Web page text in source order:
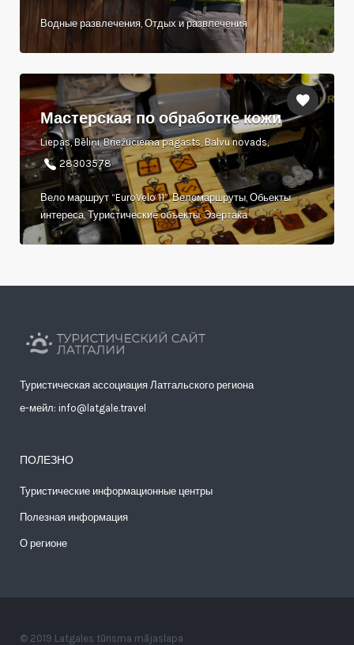
Водные развлечения, Отдых и развлечения
Мастерская по обработке кожи
Liepas, Bēliņi, Briežuciema pagasts, Balvu novads,
28303578
Вело маршрут “EuroVelo 11”, Веломаршруты, Обьекты
интереса, Туристические объекты, Эзертака
Туристическая ассоциация Латгальского региона
е-мейл: info@latgale.travel
ПОЛЕЗНО
Туристические информационные центры
Полезная информация
О регионе
© 2019 Latgales tūrisma mājaslapa